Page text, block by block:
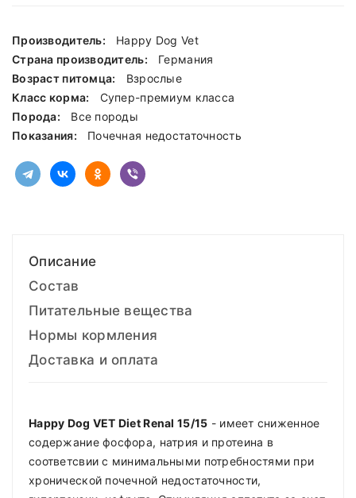
Производитель:
Happy Dog Vet
Страна производитель:
Германия
Возраст питомца:
Взрослые
Класс корма:
Cупер-премиум класса
Порода:
Все породы
Показания:
Почечная недостаточность
Описание
Состав
Питательные вещества
Нормы кормления
Доставка и оплата
Happy Dog VET Diet Renal 15/15 - имеет сниженное
содержание фосфора, натрия и протеина в
соответсвии с минимальными потребностями при
хронической почечной недостаточности,